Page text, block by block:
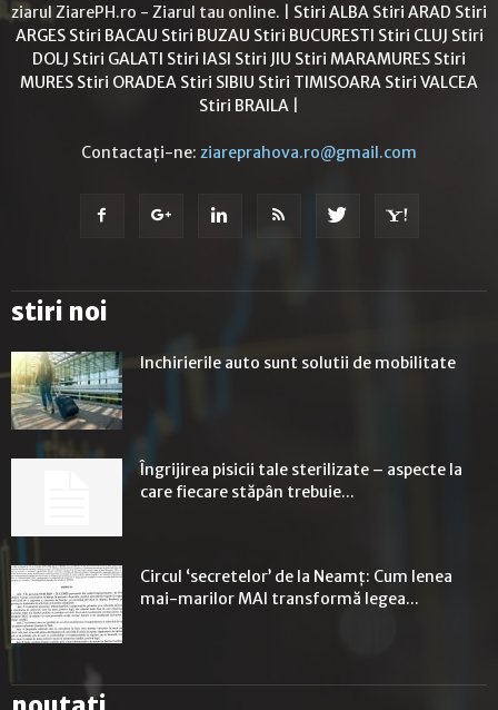
ziarul ZiarePH.ro - Ziarul tau online. | Stiri ALBA Stiri ARAD Stiri
ARGES Stiri BACAU Stiri BUZAU Stiri BUCURESTI Stiri CLUJ Stiri
DOLJ Stiri GALATI Stiri IASI Stiri JIU Stiri MARAMURES Stiri
MURES Stiri ORADEA Stiri SIBIU Stiri TIMISOARA Stiri VALCEA
Stiri BRAILA
Contactați-ne: ziareprahova.ro@gmail.com
stiri noi
Inchirierile auto sunt solutii de mobilitate
Îngrijirea pisicii tale sterilizate – aspecte la
care fiecare stăpân trebuie...
Circul ‘secretelor’ de la Neamț: Cum lenea
mai-marilor MAI transformă legea...